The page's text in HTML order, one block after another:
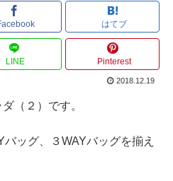
はてブ
LINE Pinterest
2018.12.19
（２）です。
ッグ、３WAYバッグを揃え